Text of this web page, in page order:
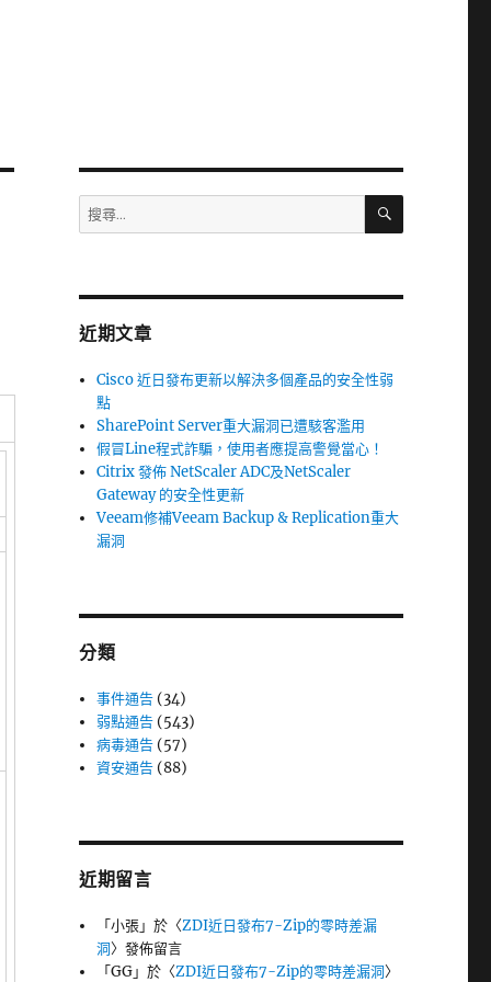
搜
尋
字:
搜
近期文章
Cisco 近日發布更新以解決多個產品的安全性弱
點
SharePoint Server重大漏洞已遭駭客濫用
假冒Line程式詐騙，使用者應提高警覺當心！
Citrix 發佈 NetScaler ADC及NetScaler
Gateway 的安全性更新
Veeam修補Veeam Backup & Replication重大
漏洞
分類
事件通告 (34)
弱點通告 (543)
病毒通告 (57)
資安通告 (88)
近期留言
「小張」於〈ZDI近日發布7-Zip的零時差漏
洞〉發佈留言
「GG」於〈ZDI近日發布7-Zip的零時差漏洞〉